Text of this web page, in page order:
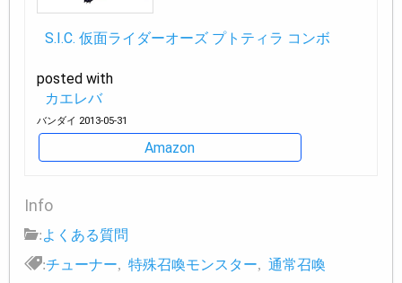
S.I.C. 仮面ライダーオーズ プトティラ コンボ
posted with
カエレバ
バンダイ 2013-05-31
Amazon
Info
: よくある質問
:チューナー 特殊召喚モンスター 通常召喚